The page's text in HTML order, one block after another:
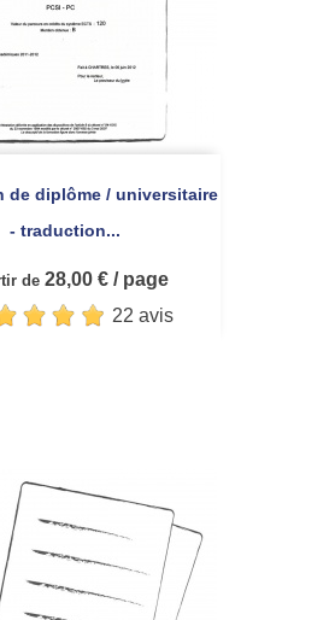
de diplôme / universitaire
- traduction...
de 28,00 € / page
22 avis